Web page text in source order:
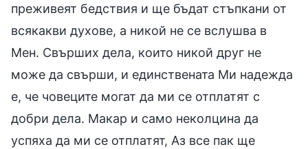
преживеят бедствия и ще бъдат стъпкани от
всякакви духове, а никой не се вслушва в
Мен. Свърших дела, които никой друг не
може да свърши, и единствената Ми надежда
е, че човеците могат да ми се отплатят с
добри дела. Макар и само неколцина да
успяха да ми се отплатят, Аз все пак ще